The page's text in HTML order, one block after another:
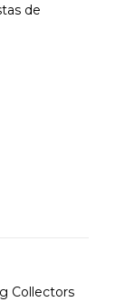
de
Collectors